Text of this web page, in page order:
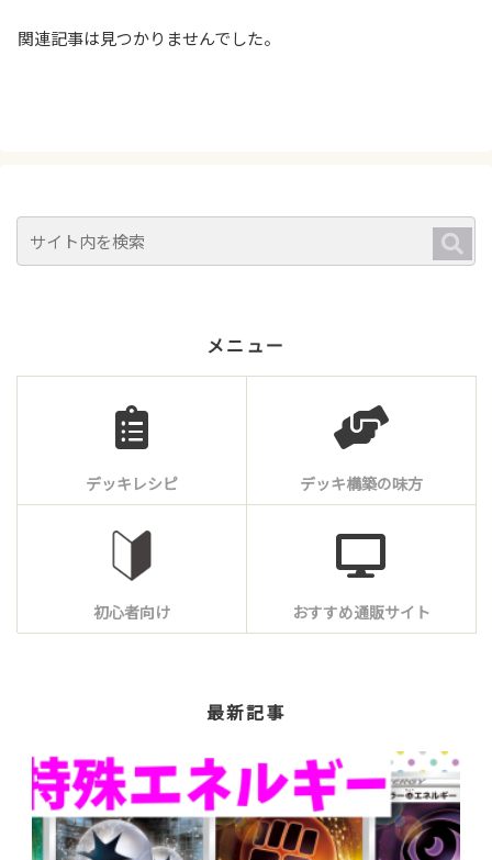
関連記事は見つかりませんでした。
メニュー
デッキレシピ デッキ構築の味方
初心者向け おすすめ通販サイト
最新記事